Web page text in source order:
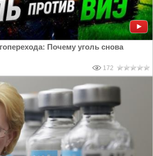
Почему уголь снова
172